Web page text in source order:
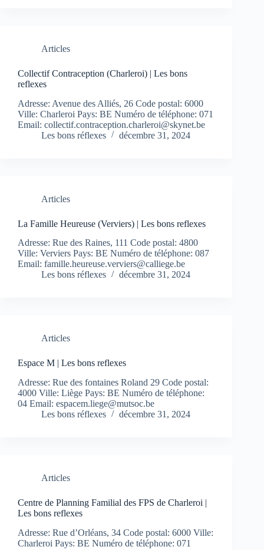
Articles
Collectif Contraception (Charleroi) | Les bons
reflexes
Adresse: Avenue des Alliés, 26 Code postal: 6000
Ville: Charleroi Pays: BE Numéro de téléphone: 071
Email: collectif.contraception.charleroi@skynet.be
Les bons réflexes
décembre 31, 2024
Articles
La Famille Heureuse (Verviers) | Les bons reflexes
Adresse: Rue des Raines, 111 Code postal: 4800
Ville: Verviers Pays: BE Numéro de téléphone: 087
Email: famille.heureuse.verviers@calliege.be
Les bons réflexes
décembre 31, 2024
Articles
Espace M | Les bons reflexes
Adresse: Rue des fontaines Roland 29 Code postal:
4000 Ville: Liège Pays: BE Numéro de téléphone:
04 Email: espacem.liege@mutsoc.be
Les bons réflexes
décembre 31, 2024
Articles
Centre de Planning Familial des FPS de Charleroi |
Les bons reflexes
Adresse: Rue d’Orléans, 34 Code postal: 6000 Ville:
Charleroi Pays: BE Numéro de téléphone: 071